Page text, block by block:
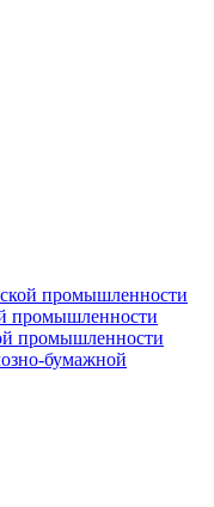
промышленности
промышленности
промышленности
бумажной